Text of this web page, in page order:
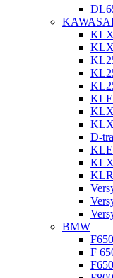
KLE
D-
KLE
BMW
F